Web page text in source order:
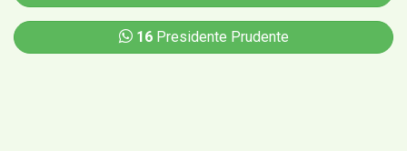
16Presidente Prudente